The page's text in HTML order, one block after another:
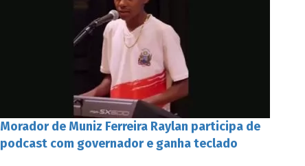
Morador de Muniz Ferreira Raylan participa de
podcast com governador e ganha teclado